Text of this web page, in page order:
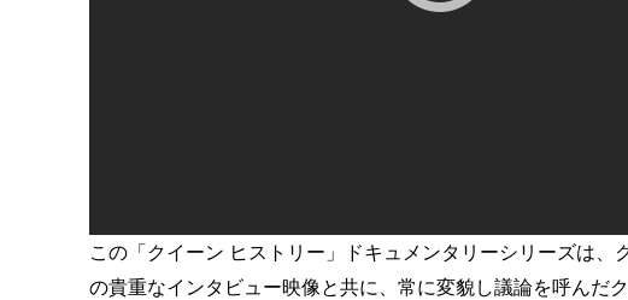
この「クイーン ヒストリー」ドキュメンタリーシリーズは
の貴重なインタビュー映像と共に、常に変貌し議論を呼んだ